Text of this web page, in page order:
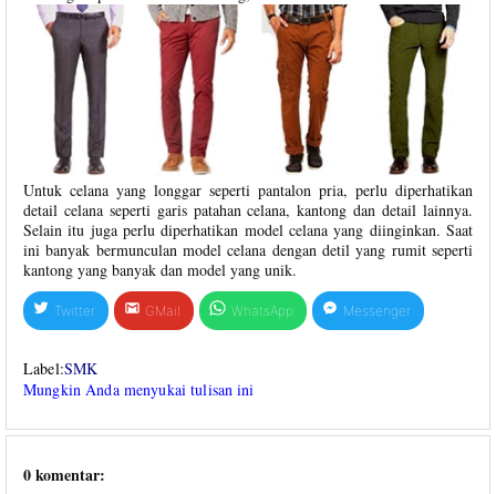
Untuk celana yang longgar seperti pantalon pria, perlu diperhatikan
detail celana seperti garis patahan celana, kantong dan detail lainnya.
Selain itu juga perlu diperhatikan model celana yang diinginkan. Saat
ini banyak bermunculan model celana dengan detil yang rumit seperti
kantong yang banyak dan model yang unik.
Twitter GMail WhatsApp Messenger
Label:SMK
Mungkin Anda menyukai tulisan ini
0 komentar: